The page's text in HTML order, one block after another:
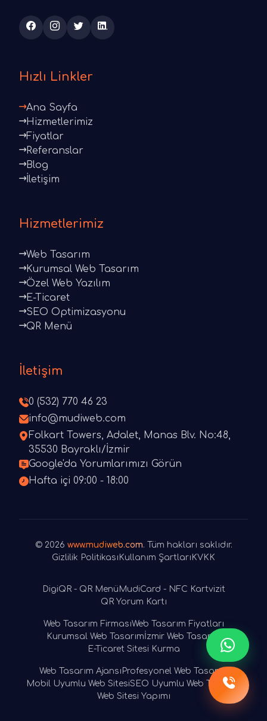
Hızlı Linkler
Ana Sayfa
Hizmetlerimiz
Fiyatlar
Referanslar
Blog
İletişim
Hizmetlerimiz
Web Tasarım
Kurumsal Web Tasarım
Özel Web Yazılım
E-Ticaret
SEO Optimizasyonu
QR Menü
İletişim
0 (532) 770 46 23
info@mudiweb.com
Folkart Towers, Adalet, Manas Blv. No:48,
35530 Bayraklı/İzmir
Google'da Yorumlarımızı Görün
Hafta içi 09:00 - 18:00
© 2026 www.mudiweb.com. Tüm hakları saklıdır.
Gizlilik Politikası Kullanım Şartları KVKK
DigiQR - QR Menü MudiCard - NFC Kartvizit
QR Yorum Kartı
Web Tasarım FirmasıWeb Tasarım Fiyatları
Kurumsal Web Tasarım İzmir Web Tasarım
E-Ticaret Sitesi Kurma
Web Tasarım Ajansı Profesyonel Web Tasarım
Mobil Uyumlu Web SitesiSEO Uyumlu Web Tasarım
Web Sitesi Yapımı